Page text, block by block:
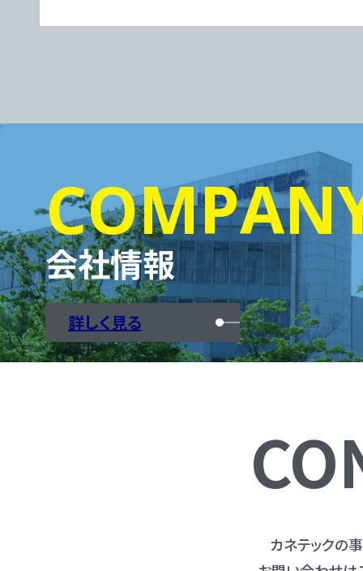
会社情報
詳しく見る
カネテックの